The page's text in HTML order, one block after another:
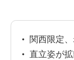
関西限定
直立姿が